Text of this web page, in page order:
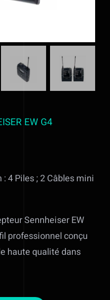
VIDEO ET
à Valff entre
EW G4
4 Piles ; 2 Câbles mini
Sennheiser EW
professionnel conçu
haute qualité dans